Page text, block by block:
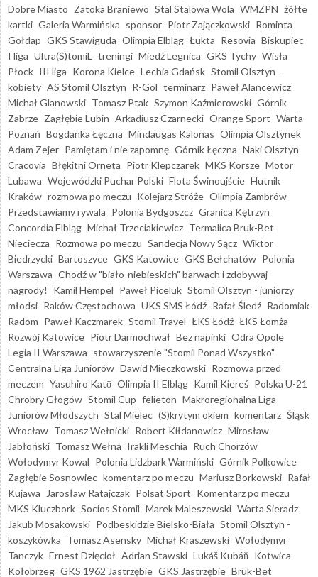
Dobre Miasto Zatoka Braniewo Stal Stalowa Wola WMZPN żółte
kartki Galeria Warmińska sponsor Piotr Zajączkowski Rominta
Gołdap GKS Stawiguda Olimpia Elbląg Łukta Resovia Biskupiec
I liga Ultra(S)tomiL treningi Miedź Legnica GKS Tychy Wisła
Płock III liga Korona Kielce Lechia Gdańsk Stomil Olsztyn -
kobiety AS Stomil Olsztyn R-Gol terminarz Paweł Alancewicz
Michał Glanowski Tomasz Ptak Szymon Kaźmierowski Górnik
Zabrze Zagłębie Lubin Arkadiusz Czarnecki Orange Sport Warta
Poznań Bogdanka Łęczna Mindaugas Kalonas Olimpia Olsztynek
Adam Zejer Pamiętam i nie zapomnę Górnik Łęczna Naki Olsztyn
Cracovia Błękitni Orneta Piotr Klepczarek MKS Korsze Motor
Lubawa Wojewódzki Puchar Polski Flota Świnoujście Hutnik
Kraków rozmowa po meczu Kolejarz Stróże Olimpia Zambrów
Przedstawiamy rywala Polonia Bydgoszcz Granica Kętrzyn
Concordia Elbląg Michał Trzeciakiewicz Termalica Bruk-Bet
Nieciecza Rozmowa po meczu Sandecja Nowy Sącz Wiktor
Biedrzycki Bartoszyce GKS Katowice GKS Bełchatów Polonia
Warszawa Chodź w "biało-niebieskich" barwach i zdobywaj
nagrody!
Kamil Hempel Paweł Piceluk Stomil Olsztyn - juniorzy
młodsi Raków Częstochowa UKS SMS Łódź Rafał Śledź Radomiak
Radom Paweł Kaczmarek Stomil Travel ŁKS Łódź ŁKS Łomża
Rozwój Katowice Piotr Darmochwał Bez napinki Odra Opole
Legia II Warszawa stowarzyszenie "Stomil Ponad Wszystko"
Centralna Liga Juniorów Dawid Mieczkowski Rozmowa przed
meczem Yasuhiro Katō Olimpia II Elbląg Kamil Kiereś Polska U-21
Chrobry Głogów Stomil Cup felieton Makroregionalna Liga
Juniorów Młodszych Stal Mielec (S)krytym okiem komentarz Śląsk
Wrocław Tomasz Wełnicki Robert Kiłdanowicz Mirosław
Jabłoński Tomasz Wełna Irakli Meschia Ruch Chorzów
Wołodymyr Kowal Polonia Lidzbark Warmiński Górnik Polkowice
Zagłębie Sosnowiec komentarz po meczu Mariusz Borkowski Rafał
Kujawa
Jarosław Ratajczak Polsat Sport Komentarz po meczu
MKS Kluczbork Socios Stomil Marek Maleszewski Warta Sieradz
Jakub Mosakowski Podbeskidzie Bielsko-Biała Stomil Olsztyn -
koszykówka Tomasz Asensky Michał Kraszewski Wołodymyr
Tanczyk Ernest Dzięcioł Adrian Stawski Lukáš Kubáň Kotwica
Kołobrzeg GKS 1962 Jastrzębie GKS Jastrzębie Bruk-Bet